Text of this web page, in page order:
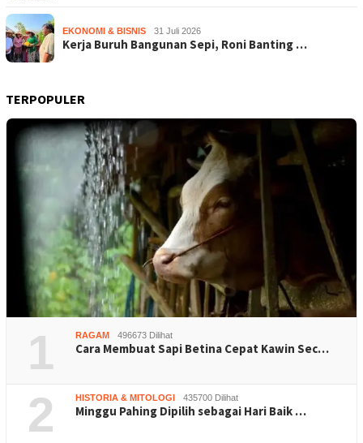
EKONOMI & BISNIS 31 Juli 2026
Kerja Buruh Bangunan Sepi, Roni Banting …
TERPOPULER
1 RAGAM 496673 Dilihat
Cara Membuat Sapi Betina Cepat Kawin Sec…
2 HISTORIA & MITOLOGI 435700 Dilihat
Minggu Pahing Dipilih sebagai Hari Baik …